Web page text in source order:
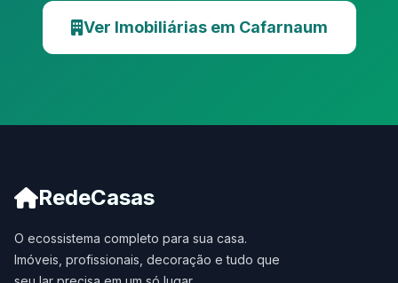
Ver Imobiliárias em Cafarnaum
RedeCasas
O ecossistema completo para sua casa.
Imóveis, profissionais, decoração e tudo que